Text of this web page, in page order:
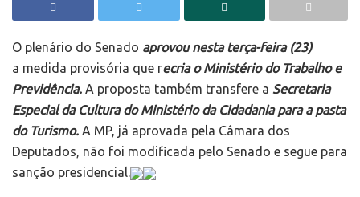
O plenário do Senado aprovou nesta terça-feira (23)
a medida provisória que recria o Ministério do Trabalho e
Previdência. A proposta também transfere a Secretaria
Especial da Cultura do Ministério da Cidadania para a pasta
do Turismo. A MP, já aprovada pela Câmara dos
Deputados, não foi modificada pelo Senado e segue para
sanção presidencial.